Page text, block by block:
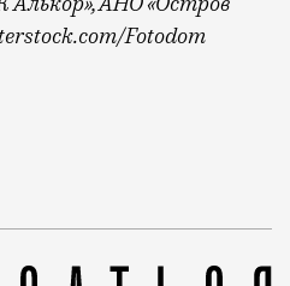
Fotodom
на острове, обычно